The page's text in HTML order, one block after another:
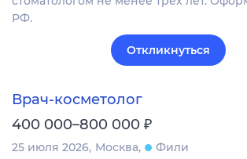
РФ.
Откликнуться
Врач-косметолог
400 000–800 000 ₽
25 июля 2026 Москва
Фили